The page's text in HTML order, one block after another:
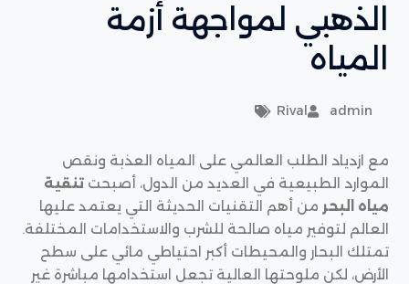
الذهبي لمواجهة أزمة
المياه
admin
Rival
مع ازدياد الطلب العالمي على المياه العذبة ونقص
الموارد الطبيعية في العديد من الدول، أصبحتتنقية
مياه البحر من أهم التقنيات الحديثة التي يعتمد عليها
العالم لتوفير مياه صالحة للشرب والاستخدامات المختلفة.
تمتلك البحار والمحيطات أكبر احتياطي مائي على سطح
الأرض، لكن ملوحتها العالية تجعل استخدامها مباشرة غير